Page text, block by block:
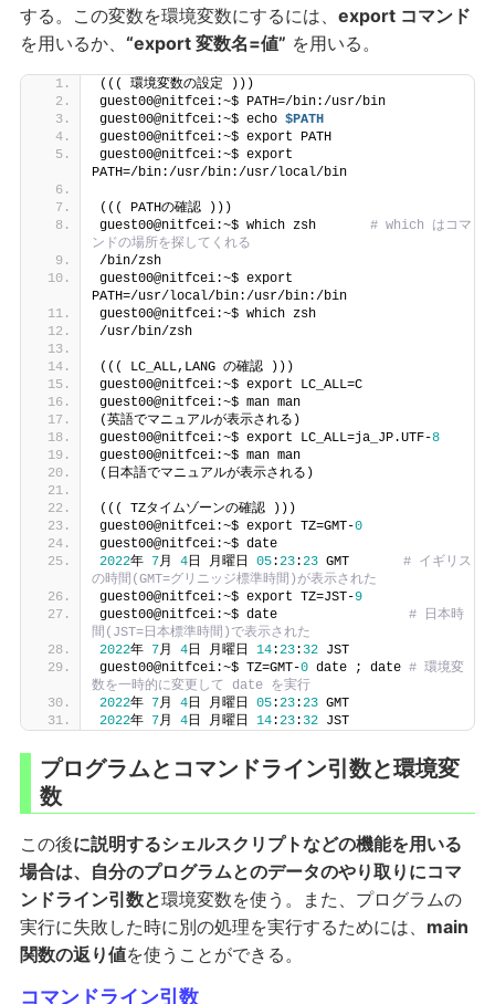
する。この変数を環境変数にするには、 export コマンド
を用いるか、 “export 変数名=値” を用いる。
((( 環境変数の設定 )))
guest00@nitfcei:~$ PATH=/bin:/usr/bin
guest00@nitfcei:~$ echo $PATH
guest00@nitfcei:~$ export PATH
guest00@nitfcei:~$ export
PATH=/bin:/usr/bin:/usr/local/bin
((( PATHの確認 )))
guest00@nitfcei:~$ which zsh # which はコマ
ンドの場所を探してくれる
/bin/zsh
guest00@nitfcei:~$ export
PATH=/usr/local/bin:/usr/bin:/bin
guest00@nitfcei:~$ which zsh
/usr/bin/zsh
((( LC_ALL,LANG の確認 )))
guest00@nitfcei:~$ export LC_ALL=C
guest00@nitfcei:~$ man man
(英語でマニュアルが表示される)
guest00@nitfcei:~$ export LC_ALL=ja_JP.UTF-8
guest00@nitfcei:~$ man man
(日本語でマニュアルが表示される)
((( TZタイムゾーンの確認 )))
guest00@nitfcei:~$ export TZ=GMT-0
guest00@nitfcei:~$ date
2022年 7月 4日 月曜日 05:23:23 GMT # イギリス
の時間(GMT=グリニッジ標準時間)が表示された
guest00@nitfcei:~$ export TZ=JST-9
guest00@nitfcei:~$ date # 日本時
間(JST=日本標準時間)で表示された
2022年 7月 4日 月曜日 14:23: 32 JST
guest00@nitfcei:~$ TZ=GMT-0 date ; date # 環境変
数を一時的に変更して date を実行
2022年 7月 4日 月曜日 05:23:23 GMT
2022年 7月 4日 月曜日 14:23: 32 JST
プログラムとコマンドライン引数と環境変
数
この後に説明するシェルスクリプトなどの機能を用いる
場合は、自分のプログラムとのデータのやり取りにコマ
ンドライン引数と環境変数を使う。また、プログラムの
実行に失敗した時に別の処理を実行するためには、 main
関数の返り値を使うことができる。
コマンドライン引数